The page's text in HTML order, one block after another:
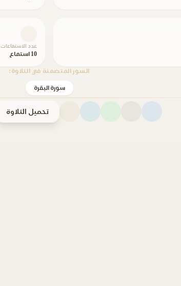
عدد الاستماعات
10 استماع
السور المتضمنة في التلاوة:
سورة البقرة
تحميل التلاوة